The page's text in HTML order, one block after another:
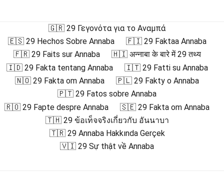
🇬🇷 29 Γεγονότα για το Αναμπά
🇪🇸 29 Hechos Sobre Annaba
🇫🇮 29 Faktaa Annaba
🇫🇷 29 Faits sur Annaba
🇭🇮 अन्नाबा के बारे में 29 तथ्य
🇮🇩 29 Fakta tentang Annaba
🇮🇹 29 Fatti su Annaba
🇳🇴 29 Fakta om Annaba
🇵🇱 29 Fakty o Annaba
🇵🇹 29 Fatos sobre Annaba
🇷🇴 29 Fapte despre Annaba
🇸🇪 29 Fakta om Annaba
🇹🇭 29 ข้อเท็จจริงเกี่ยวกับ อันนาบา
🇹🇷 29 Annaba Hakkında Gerçek
🇻🇮 29 Sự thật về Annaba